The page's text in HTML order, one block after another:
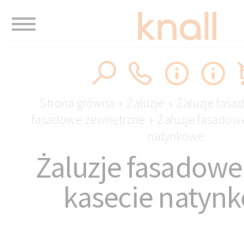
Strona główna › Żaluzje › Żaluzje
fasadowe zewnętrzne
› Żaluzje
natynkowe
Żaluzje
kasecie